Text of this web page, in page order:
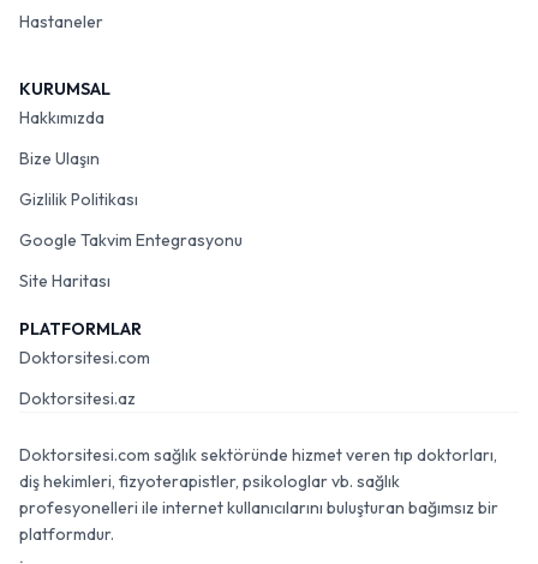
Hastaneler
KURUMSAL
Hakkımızda
Bize Ulaşın
Gizlilik Politikası
Google Takvim Entegrasyonu
Site Haritası
PLATFORMLAR
Doktorsitesi.com
Doktorsitesi.az
Doktorsitesi.com sağlık sektöründe hizmet veren tıp doktorları,
diş hekimleri, fizyoterapistler, psikologlar vb. sağlık
profesyonelleri ile internet kullanıcılarını buluşturan bağımsız bir
platformdur.